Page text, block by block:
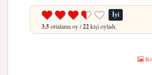
İyi
3.5ortalama oy /22kişi oyladı.